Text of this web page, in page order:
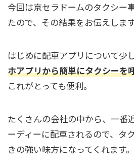
今回は京セラドームのタクシー
たので、その結果をお伝えしま
はじめに配車アプリについて少
ホアプリから簡単にタクシーを
これがとっても便利。
たくさんの会社の中から、一番
ーディーに配車されるので、タ
きの強い味方になってくれます。